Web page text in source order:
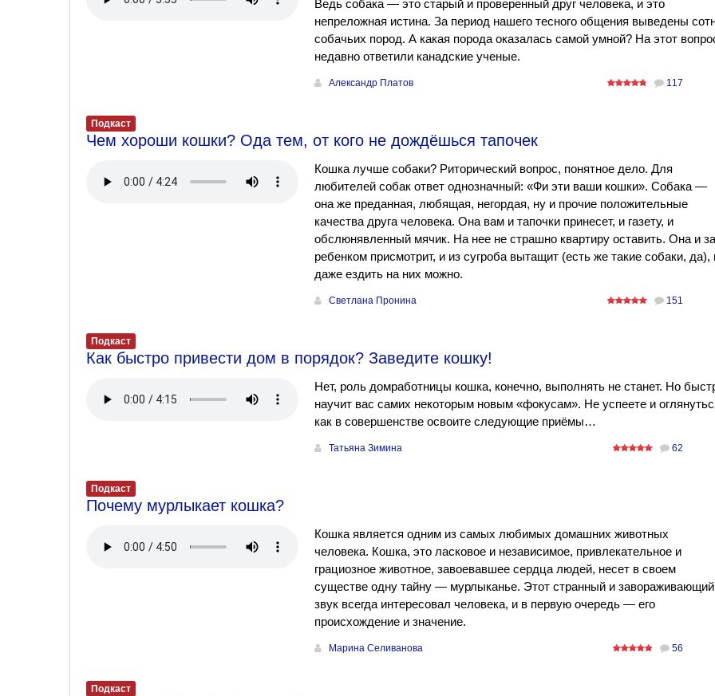
Ведь собака — это старый и проверенный друг человека, и это
непреложная истина. За период нашего тесного общения выведены
собачьих пород. А какая порода оказалась самой умной? На этот
недавно ответили канадские ученые.
Александр Платов 117
Подкаст
Чем хороши кошки? Ода тем, от кого не дождёшься тапочек
Кошка лучше собаки? Риторический вопрос, понятное дело. Для
любителей собак ответ однозначный: «Фи эти ваши кошки». Собака —
она же преданная, любящая, негордая, ну и прочие положительные
качества друга человека. Она вам и тапочки принесет, и газету, и
обслюнявленный мячик. На нее не страшно квартиру оставить. Она и за
ребенком присмотрит, и из сугроба вытащит (есть же такие собаки, да),
даже ездить на них можно.
Светлана Пронина 151
Подкаст
Как быстро привести дом в порядок? Заведите кошку!
Нет, роль домработницы кошка, конечно, выполнять не станет. Но
научит вас самих некоторым новым «фокусам». Не успеете и
как в совершенстве освоите следующие приёмы…
Татьяна Зимина 62
Подкаст
Почему мурлыкает кошка?
Кошка является одним из самых любимых домашних животных
человека. Кошка, это ласковое и независимое, привлекательное и
грациозное животное, завоевавшее сердца людей, несет в своем
существе одну тайну — мурлыканье. Этот странный и завораживающий
звук всегда интересовал человека, и в первую очередь — его
происхождение и значение.
Марина Селиванова 56
Подкаст